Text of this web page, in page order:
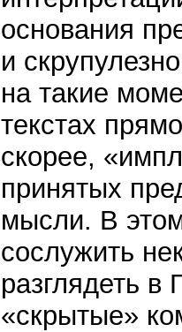
основания
и
на такие
текстах
скорее,
принятых
мысли. В
сослужить
разглядеть в
«скрытые»